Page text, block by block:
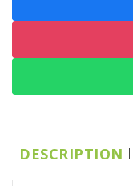
DESCRIPTION